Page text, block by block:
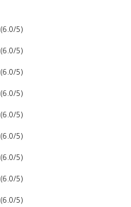
(6.0/5)
(6.0/5)
(6.0/5)
(6.0/5)
(6.0/5)
(6.0/5)
(6.0/5)
(6.0/5)
(6.0/5)